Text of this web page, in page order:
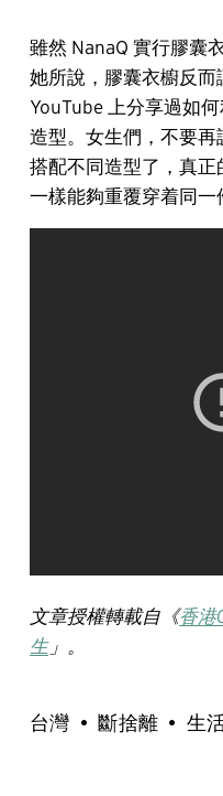
雖然 NanaQ 實行膠囊
她所說，膠囊衣櫥反
YouTube 上分享過如
造型。女生們，不要
搭配不同造型了，真正
一樣能夠重覆穿着同一
文章授權轉載自《香港
生」。
台灣 斷捨離 生